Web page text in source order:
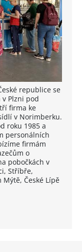
republice se
v Plzni pod
firma ke
v Norimberku.
roku 1985 a
personálních
firmám
o
pobočkách v
Stříbře,
Mýtě, České Lípě